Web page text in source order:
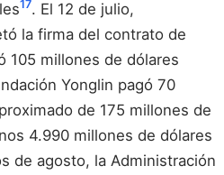
17. El 12 de julio,
la firma del contrato de
105 millones de dólares
Yonglin pagó 70
de 175 millones de
4.990 millones de dólares
de agosto, la Administración